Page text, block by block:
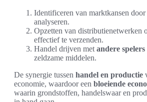
Identificeren van marktkansen door
analyseren.
Opzetten van distributienetwerken
effectief te verzenden.
Handel drijven met andere spelers
zeldzame middelen.
De synergie tussen handel en productie
economie, waardoor een bloeiende
waarin grondstoffen, handelswaar en